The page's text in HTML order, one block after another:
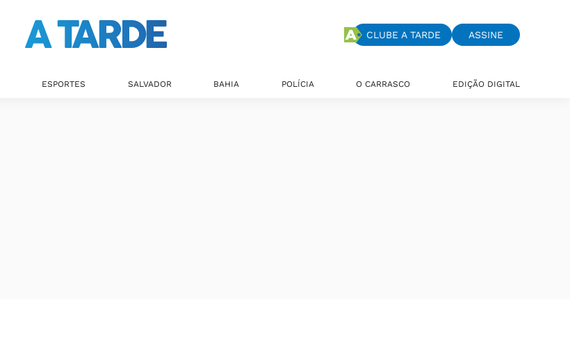
CLUBE A TARDE ASSINE
ESPORTES SALVADOR BAHIA POLÍCIA O CARRASCO EDIÇÃO DIGITAL